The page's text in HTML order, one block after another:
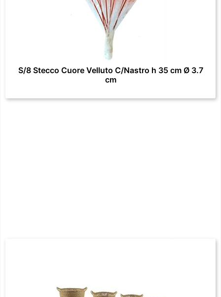
S/8 Stecco Cuore Velluto C/Nastro h 35 cm Ø 3.7
cm